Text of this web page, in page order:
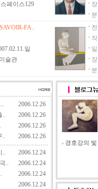
시를 축하합니다.
시를 축하합니다.
시를 축하합니다.
담의 신년 기획전
획전 - 제3부 - ‘내 마음의 바다’
전을 축하합니다.
, ‘마리노 마리니’ 전
故 김환성 추모사진전
류전展
림으로하세요 !!
페이스129
FA..
일
술관
2006.12.26
..
2006.12.26
2006.12.26
.. 2006.12.26
..
2006.12.24
..
2006.12.24
2006.12.24
2006.12.24
경호강의 빛